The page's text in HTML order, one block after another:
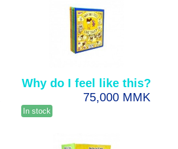
Why do I feel like this?
75,000 MMK
In stock